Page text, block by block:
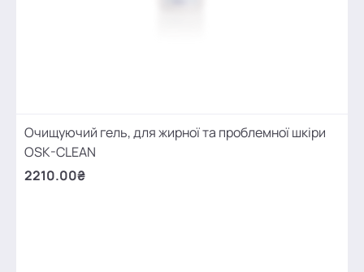
Очищуючий гель, для жирної та проблемної шкіри
OSK-CLEAN
2210.00₴